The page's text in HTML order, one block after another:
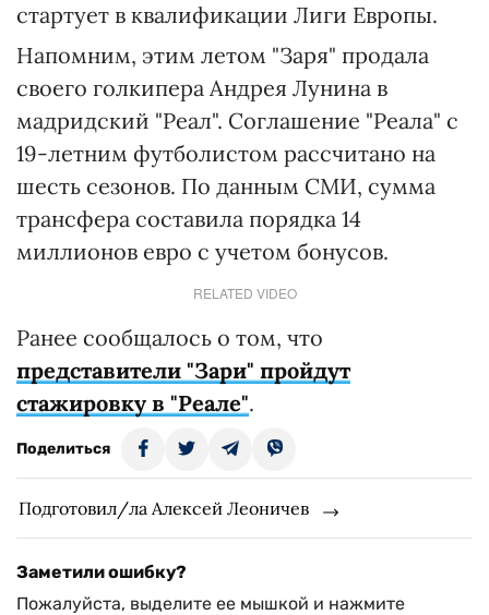
стартует в квалификации Лиги Европы.
Напомним, этим летом "Заря" продала
своего голкипера Андрея Лунина в
мадридский "Реал". Соглашение "Реала" с
19-летним футболистом рассчитано на
шесть сезонов. По данным СМИ, cумма
трансфера составила порядка 14
миллионов евро с учетом бонусов.
RELATED VIDEO
Ранее сообщалось о том, что
представители "Зари" пройдут
стажировку в "Реале".
Поделиться
Подготовил/ла Алексей Леоничев
Заметили ошибку?
Пожалуйста, выделите ее мышкой и нажмите